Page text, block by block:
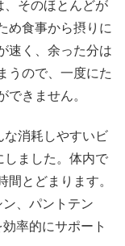
、そのほとんどが
め食事から摂りに
速く、余った分は
うので、一度にた
できません。
な消耗しやすいビ
しました。体内で
とどまります。
、パントテン
率的にサポート